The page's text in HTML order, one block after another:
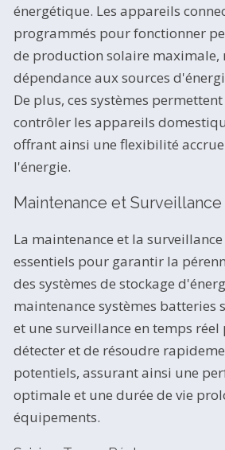
énergétique. Les appareils
programmés pour fonctionner
de production solaire maximale,
dépendance aux sources
De plus, ces systèmes
contrôler les appareils
offrant ainsi une flexibilité
l'énergie.
Maintenance et Surveillance
La maintenance et la
essentiels pour garantir la
des systèmes de stockage
maintenance systèmes batteries
et une surveillance en temps
détecter et de résoudre
potentiels, assurant ainsi une
optimale et une durée de vie
équipements.